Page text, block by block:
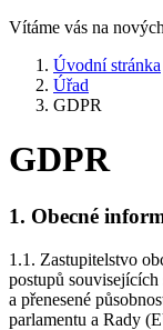
Vítáme vás na
Úvodní stránka
Úřad
GDPR
GDPR
1. Obecné
1.1. Zastupitelstvo
postupů souvisejících
a přenesené
parlamentu a Rady